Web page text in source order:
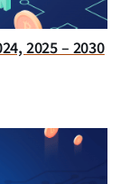
2025 – 2030